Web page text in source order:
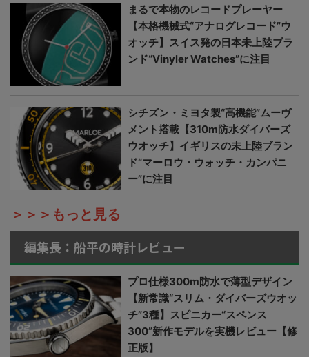
まるで本物のレコードプレーヤー
【本格機械式“アナログレコード”ウ
オッチ】スイス発の日本未上陸ブラ
ンド“Vinyler Watches”に注目
シチズン・ミヨタ製“高機能”ムーヴ
メント搭載【310m防水ダイバーズ
ウオッチ】イギリスの未上陸ブラン
ド“マーロウ・ウォッチ・カンパニ
ー”に注目
＞＞＞もっと見る
編集長：船平の時計レビュー
プロ仕様300m防水で薄型デザイン
【新常識“スリム・ダイバーズウオッ
チ”3種】スピニカー“スペンス
300”新作モデルを実機レビュー【修
正版】